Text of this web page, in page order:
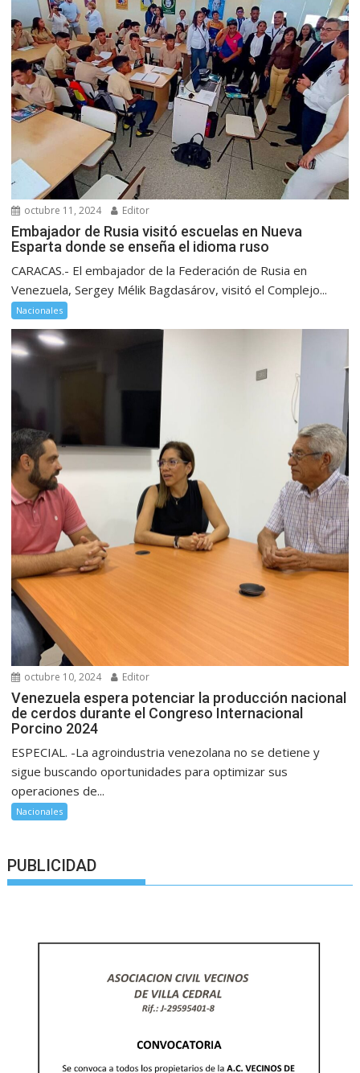
octubre 11, 2024 Editor
Embajador de Rusia visitó escuelas en Nueva
Esparta donde se enseña el idioma ruso
CARACAS.- El embajador de la Federación de Rusia en
Venezuela, Sergey Mélik Bagdasárov, visitó el Complejo...
Nacionales
octubre 10, 2024 Editor
Venezuela espera potenciar la producción nacional
de cerdos durante el Congreso Internacional
Porcino 2024
ESPECIAL. -La agroindustria venezolana no se detiene y
sigue buscando oportunidades para optimizar sus
operaciones de...
Nacionales
PUBLICIDAD